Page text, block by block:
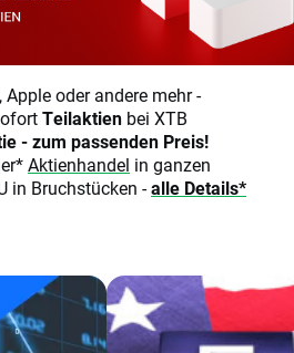
Apple oder andere mehr -
Teilaktien bei XTB
- zum passenden Preis!
Aktienhandel in ganzen
in Bruchstücken -alle Details*